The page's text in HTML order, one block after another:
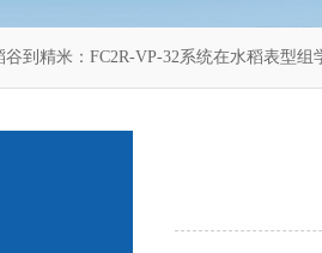
谷到精米：FC2R-VP-32系统在水稻表型